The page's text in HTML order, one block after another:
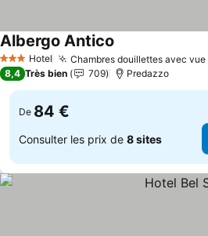
3 ÉtoilesHotel Chambres douillettes avec vue
Albergo Antico
8,4 Très bien 709 Predazzo
De 84 €
Consulter les prix de 8 sites